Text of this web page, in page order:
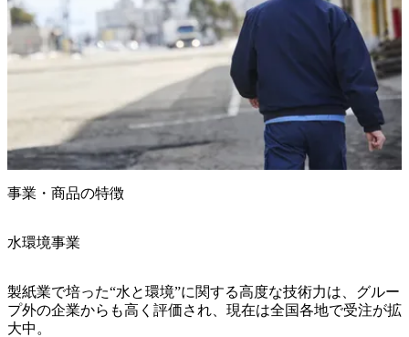
事業・商品の特徴
水環境事業
製紙業で培った“水と環境”に関する高度な技術力は、グルー
プ外の企業からも高く評価され、現在は全国各地で受注が拡
大中。